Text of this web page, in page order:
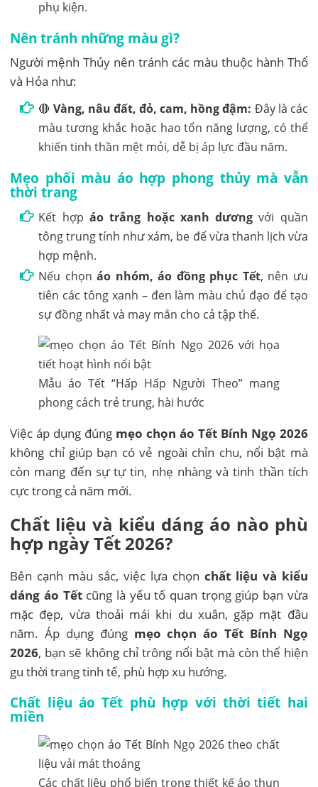
phụ kiện.
Nên tránh những màu gì?
Người mệnh Thủy nên tránh các màu thuộc hành Thổ
và Hỏa như:
🔴 Vàng, nâu đất, đỏ, cam, hồng đậm: Đây là các
màu tương khắc hoặc hao tổn năng lượng, có thể
khiến tinh thần mệt mỏi, dễ bị áp lực đầu năm.
Mẹo phối màu áo hợp phong thủy mà vẫn
thời trang
Kết hợp áo trắng hoặc xanh dương với quần
tông trung tính như xám, be để vừa thanh lịch vừa
hợp mệnh.
Nếu chọnáo nhóm, áo đồng phục Tết, nên ưu
tiên các tông xanh – đen làm màu chủ đạo để tạo
sự đồng nhất và may mắn cho cả tập thể.
Mẫu áo Tết “Hấp Hấp Người Theo” mang
phong cách trẻ trung, hài hước
Việc áp dụng đúng mẹo chọn áo Tết Bính Ngọ 2026
không chỉ giúp bạn có vẻ ngoài chỉn chu, nổi bật mà
còn mang đến sự tự tin, nhẹ nhàng và tinh thần tích
cực trong cả năm mới.
Chất liệu và kiểu dáng áo nào phù
hợp ngày Tết 2026?
Bên cạnh màu sắc, việc lựa chọn chất liệu và kiểu
dáng áo Tếtcũng là yếu tố quan trọng giúp bạn vừa
mặc đẹp, vừa thoải mái khi du xuân, gặp mặt đầu
năm. Áp dụng đúng mẹo chọn áo Tết Bính Ngọ
2026, bạn sẽ không chỉ trông nổi bật mà còn thể hiện
gu thời trang tinh tế, phù hợp xu hướng.
Chất liệu áo Tết phù hợp với thời tiết hai
miền
Các chất liệu phổ biến trong thiết kế áo thun